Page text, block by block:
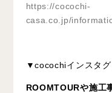
https://cocochi-
casa.co.jp/
▼cocochiインスタグ
ROOMTOURや施工